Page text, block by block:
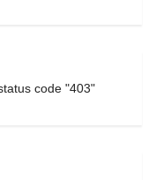
code "403"